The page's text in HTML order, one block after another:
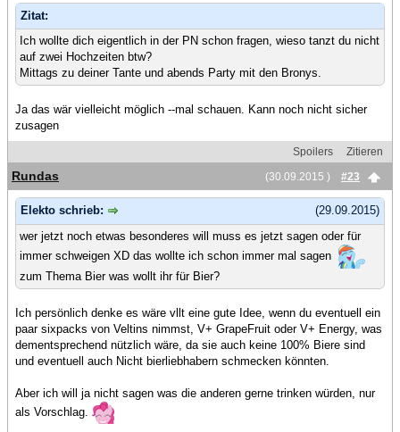
Zitat:
Ich wollte dich eigentlich in der PN schon fragen, wieso tanzt du nicht
auf zwei Hochzeiten btw?
Mittags zu deiner Tante und abends Party mit den Bronys.
Ja das wär vielleicht möglich --mal schauen. Kann noch nicht sicher
zusagen
Spoilers
Zitieren
(30.09.2015 )
#23
Rundas
(29.09.2015)
Elekto schrieb:
wer jetzt noch etwas besonderes will muss es jetzt sagen oder für
immer schweigen XD das wollte ich schon immer mal sagen
zum Thema Bier was wollt ihr für Bier?
Ich persönlich denke es wäre vllt eine gute Idee, wenn du eventuell ein
paar sixpacks von Veltins nimmst, V+ GrapeFruit oder V+ Energy, was
dementsprechend nützlich wäre, da sie auch keine 100% Biere sind
und eventuell auch Nicht bierliebhabern schmecken könnten.
Aber ich will ja nicht sagen was die anderen gerne trinken würden, nur
als Vorschlag.